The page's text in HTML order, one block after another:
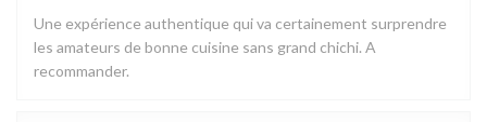
Une expérience authentique qui va certainement surprendre
les amateurs de bonne cuisine sans grand chichi. A
recommander.